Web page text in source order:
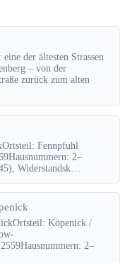
der ältesten Strassen
– von der
zurück zum alten
Fennpfuhl
2–
Widerstandsk…
Köpenick /
2–